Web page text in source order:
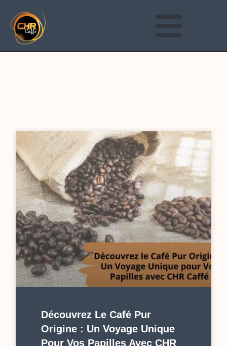
Découvrez Le Café Pur
Origine : Un Voyage Unique
Pour Vos Papilles Avec CHR